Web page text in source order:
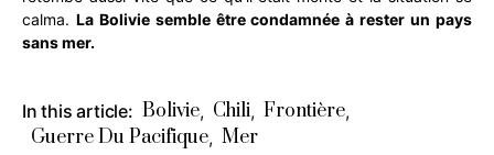
calma. La Bolivie semble être condamnée à rester un pays
sans mer.
In this article: Bolivie, Chili, Frontière,
Guerre Du Pacifique, Mer